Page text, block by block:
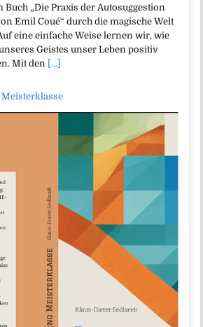
Buch „Die Praxis der Autosuggestion
Emil Coué“ durch die magische Welt
eine einfache Weise lernen wir, wie
Geistes unser Leben positiv
Mit den [...]